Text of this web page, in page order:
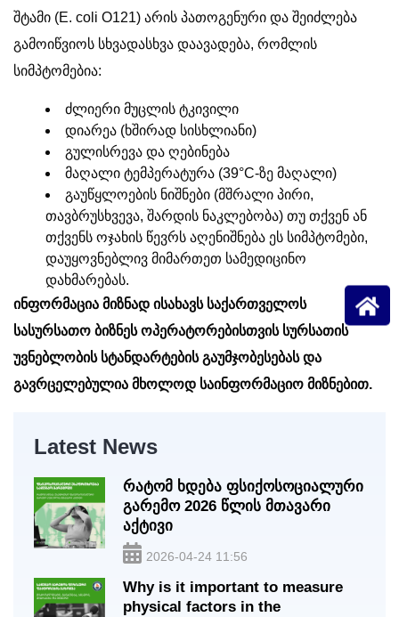
შტამი (E. coli O121) არის პათოგენური და შეიძლება
გამოიწვიოს სხვადასხვა დაავადება, რომლის
სიმპტომებია:
ძლიერი მუცლის ტკივილი
დიარეა (ხშირად სისხლიანი)
გულისრევა და ღებინება
მაღალი ტემპერატურა (39°C-ზე მაღალი)
გაუწყლოების ნიშნები (მშრალი პირი,
თავბრუსხვევა, შარდის ნაკლებობა) თუ თქვენ ან
თქვენს ოჯახის წევრს აღენიშნება ეს სიმპტომები,
დაუყოვნებლივ მიმართეთ სამედიცინო
დახმარებას.
ინფორმაცია მიზნად ისახავს საქართველოს
სასურსათო ბიზნეს ოპერატორებისთვისსურსათის
უვნებლობის სტანდარტების გაუმჯობესებას და
გავრცელებულია მხოლოდ საინფორმაციო მიზნებით.
Latest News
რატომ ხდება ფსიქოსოციალური
გარემო 2026 წლის მთავარი
აქტივი
2026-04-24 11:56
Why is it important to measure
physical factors in the